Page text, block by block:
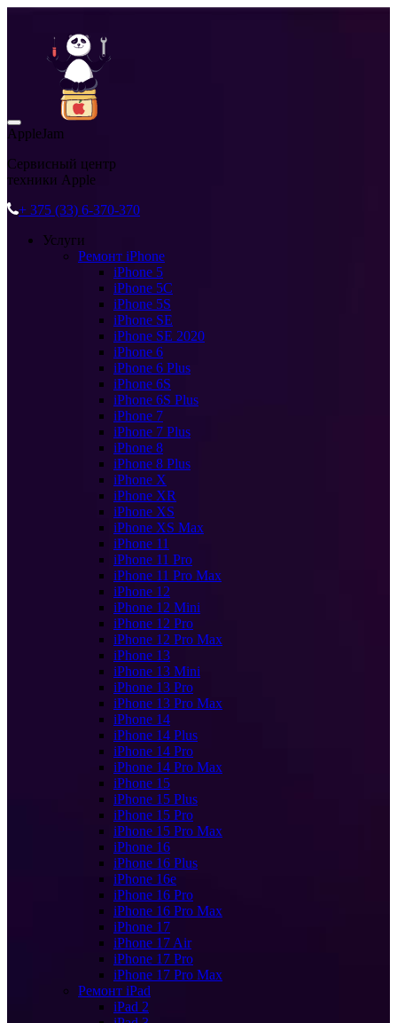
AppleJam
Сервисный центр
техники Apple
+ 375 (33) 6-370-370
Услуги
Ремонт iPhone
iPhone 5
iPhone 5C
iPhone 5S
iPhone SE
iPhone SE 2020
iPhone 6
iPhone 6 Plus
iPhone 6S
iPhone 6S Plus
iPhone 7
iPhone 7 Plus
iPhone 8
iPhone 8 Plus
iPhone X
iPhone XR
iPhone XS
iPhone XS Max
iPhone 11
iPhone 11 Pro
iPhone 11 Pro Max
iPhone 12
iPhone 12 Mini
iPhone 12 Pro
iPhone 12 Pro Max
iPhone 13
iPhone 13 Mini
iPhone 13 Pro
iPhone 13 Pro Max
iPhone 14
iPhone 14 Plus
iPhone 14 Pro
iPhone 14 Pro Max
iPhone 15
iPhone 15 Plus
iPhone 15 Pro
iPhone 15 Pro Max
iPhone 16
iPhone 16 Plus
iPhone 16e
iPhone 16 Pro
iPhone 16 Pro Max
iPhone 17
iPhone 17 Air
iPhone 17 Pro
iPhone 17 Pro Max
Ремонт iPad
iPad 2